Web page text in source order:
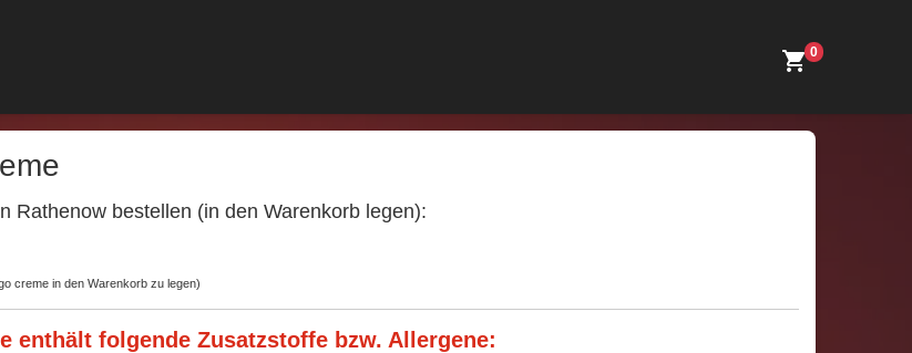
0
Rathenow bestellen (in den Warenkorb legen):
creme in den Warenkorb zu legen)
enthält folgende Zusatzstoffe bzw. Allergene: